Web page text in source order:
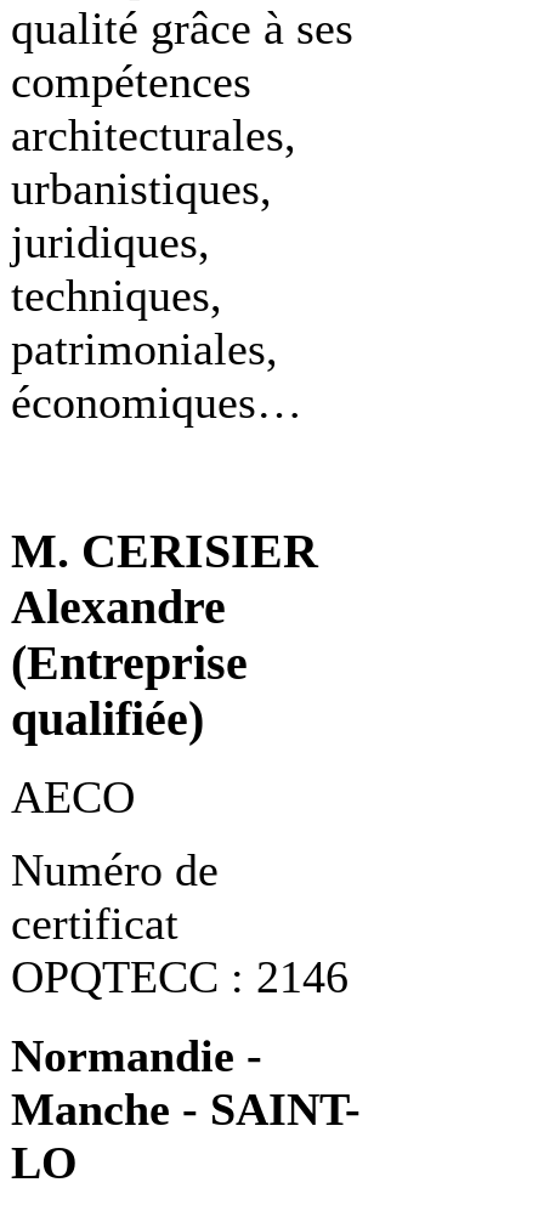
qualité grâce à ses
compétences
architecturales,
urbanistiques,
juridiques,
techniques,
patrimoniales,
économiques…
M. CERISIER
Alexandre
(Entreprise
qualifiée)
AECO
Numéro de
certificat
OPQTECC : 2146
Normandie -
Manche - SAINT-
LO